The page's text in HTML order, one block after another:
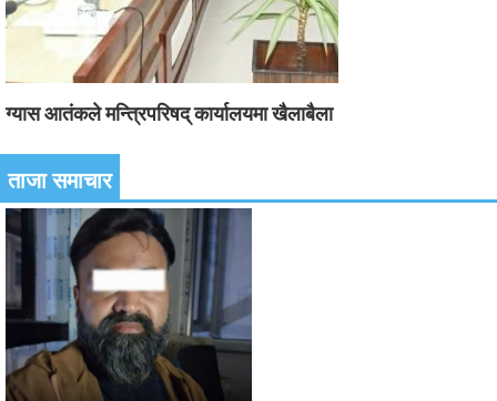
ग्यास आतंकले मन्त्रिपरिषद् कार्यालयमा खैलाबैला
ताजा समाचार